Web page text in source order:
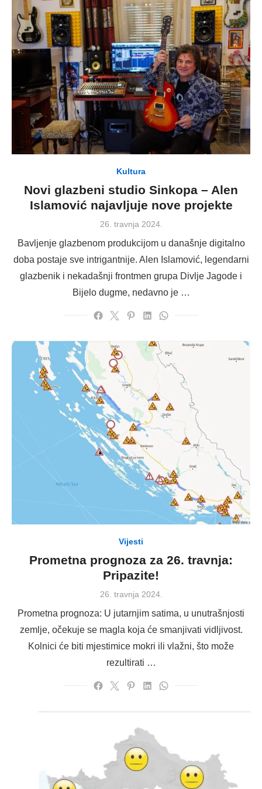
Kultura
Novi glazbeni studio Sinkopa – Alen
Islamović najavljuje nove projekte
Posted
26. travnja 2024.
Bavljenje glazbenom produkcijom u današnje digitalno
doba postaje sve intrigantnije. Alen Islamović, legendarni
glazbenik i nekadašnji frontmen grupa Divlje Jagode i
Bijelo dugme, nedavno je …
Vijesti
Prometna prognoza za 26. travnja:
Pripazite!
Posted
26. travnja 2024.
Prometna prognoza: U jutarnjim satima, u unutrašnjosti
zemlje, očekuje se magla koja će smanjivati vidljivost.
Kolnici će biti mjestimice mokri ili vlažni, što može
rezultirati …